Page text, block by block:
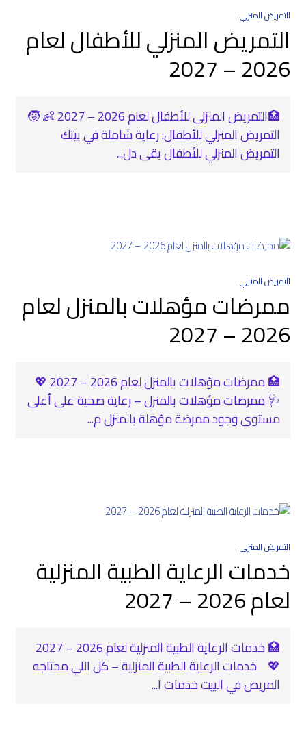
التمريض المنزلي
التمريض المنزلي للأطفال لعام
2026 – 2027
🏥التمريض المنزلي للأطفال لعام 2026 – 2027 👶 🧒
التمريض المنزلي للأطفال: رعاية شاملة في بيتك
التمريض المنزلي للأطفال بقى دل...
التمريض المنزلي
ممرضات مؤهلات بالمنزل لعام
2026 – 2027
🏥 ممرضات مؤهلات بالمنزل لعام 2026 – 2027 💖
🩺 ممرضات مؤهلات بالمنزل – رعاية صحية على أعلى
مستوى وجود ممرضة مؤهلة بالمنزل م...
التمريض المنزلي
خدمات الرعاية الطبية المنزلية
لعام 2026 – 2027
🏥 خدمات الرعاية الطبية المنزلية لعام 2026 – 2027
💖 خدمات الرعاية الطبية المنزلية – كل اللي محتاجه
المريض في البيت خدمات ا...